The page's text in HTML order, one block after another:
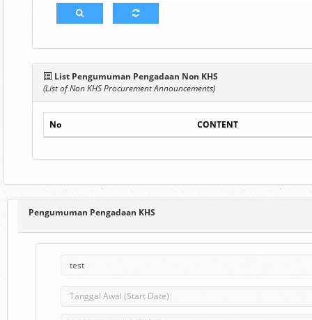
List Pengumuman Pengadaan Non KHS
(List of Non KHS Procurement Announcements)
No CONTENT
Pengumuman Pengadaan KHS